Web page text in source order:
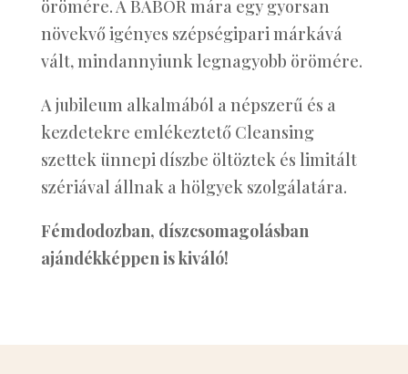
örömére. A BABOR mára egy gyorsan
növekvő igényes szépségipari márkává
vált, mindannyiunk legnagyobb örömére.
A jubileum alkalmából a népszerű és a
kezdetekre emlékeztető Cleansing
szettek ünnepi díszbe öltöztek és limitált
szériával állnak a hölgyek szolgálatára.
Fémdodozban, díszcsomagolásban
ajándékképpen is kiváló!